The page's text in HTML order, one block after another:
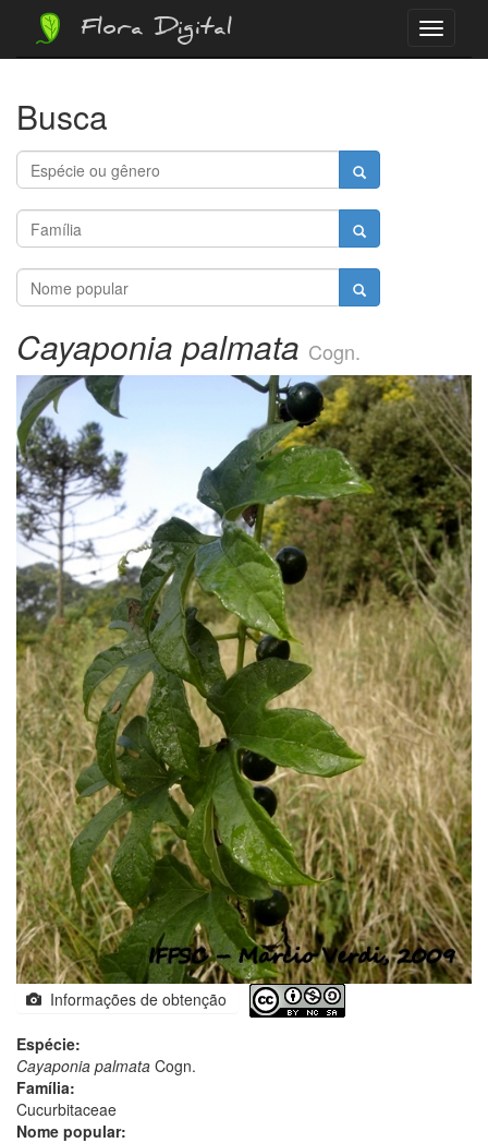
Menu
Flora Digital
Busca
Cayaponia palmata Cogn.
Informações de obtenção
Espécie:
Cayaponia palmata Cogn.
Família:
Cucurbitaceae
Nome popular: